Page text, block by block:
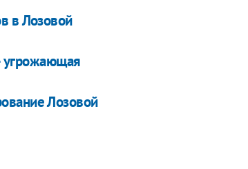
в Лозовой
угрожающая
Лозовой